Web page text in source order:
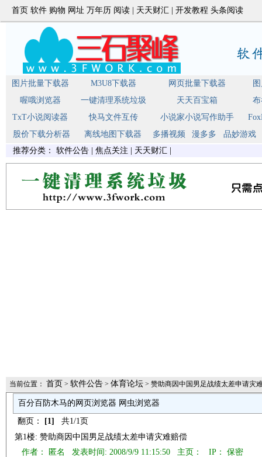
首页 软件 购物 网址 万年历 阅读 天天财汇 开发教程 头条阅读
图片批量下载器 M3U8下载器 网页批量下载器
喔哦浏览器
一键清理系统垃圾 天天百宝箱
TxT小说阅读器
快马文件互传 小说家小说写作助手
股价下载分析器
离线地图下载器 多播视频 漫多多
品妙游戏
推荐分类： 软件公告 焦点关注 天天财汇
当前位置： 首页 > 软件公告 > 体育论坛 > 赞助商因中国男足战绩太差申请灾
百分百防木马的网页浏览器 网虫浏览器
翻页： [1]
共1/1页
第1楼: 赞助商因中国男足战绩太差申请灾难赔偿
作者： 匿名 发表时间: 2008/9/9 11:15:50 主页：
IP： 保密